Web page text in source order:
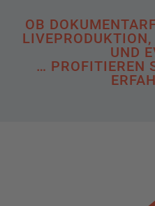
OB
UND
… PROFITIEREN